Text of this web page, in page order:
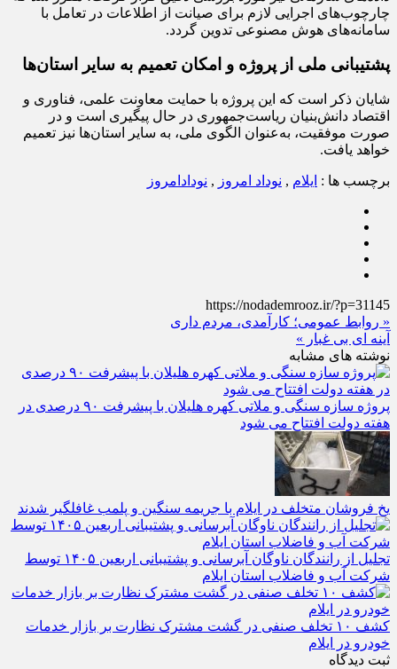
چارچوب‌های اجرایی لازم برای صیانت از اطلاعات در تعامل با
سامانه‌های هوش مصنوعی تدوین گردد.
پشتیبانی ملی از پروژه و امکان تعمیم به سایر استان‌ها
شایان ذکر است که این پروژه با حمایت معاونت علمی، فناوری و
اقتصاد دانش‌بنیان ریاست‌جمهوری در حال پیگیری است و در
صورت موفقیت، به‌عنوان الگوی ملی، به سایر استان‌ها نیز تعمیم
خواهد یافت.
برچسب ها : ایلام , نوداد امروز , نودادامروز
https://nodademrooz.ir/?p=31145
« روابط عمومی؛ کارآمدی، مردم داری
آینه ای بی غبار »
نوشته های مشابه
پروژه سازه سنگی و ملاتی کهره هلیلان با پیشرفت ۹۰ درصدی در
هفته دولت افتتاح می شود
یخ‌ فروشان متخلف در ایلام با جریمه سنگین و پلمب غافلگیر شدند
تجلیل از رانندگان ناوگان آبرسانی و پشتیبانی اربعین ۱۴۰۵ توسط
شرکت آب و فاضلاب استان ایلام
کشف ۱۰ تخلف صنفی در گشت مشترک نظارت بر بازار خدمات
خودرو در ایلام
ثبت دیدگاه